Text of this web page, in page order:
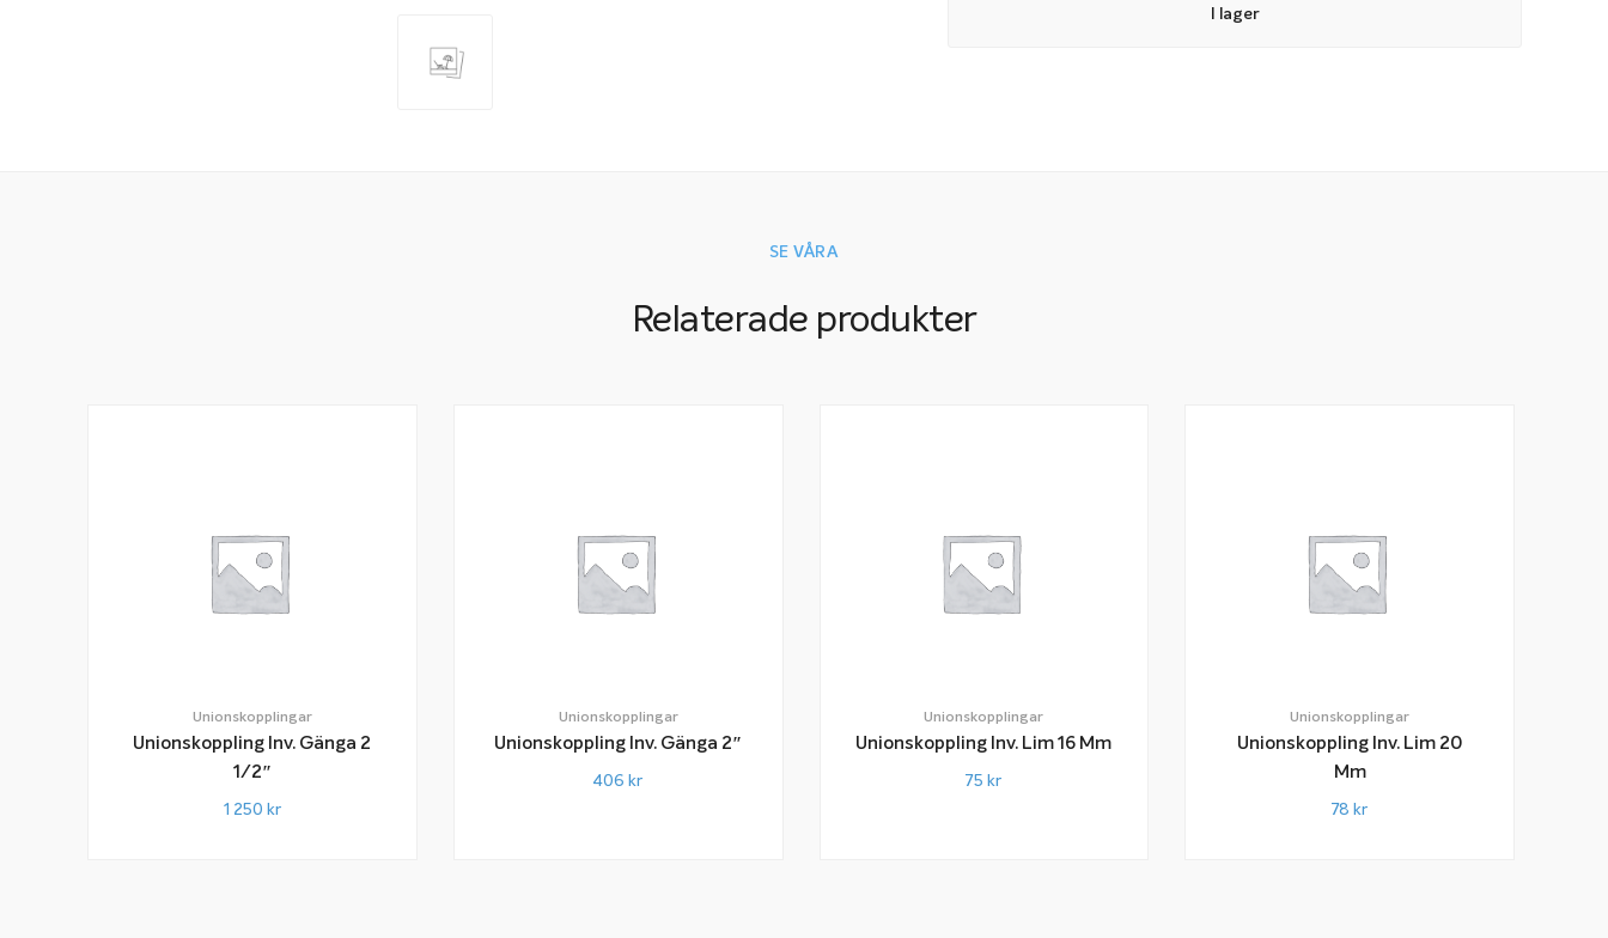
I lager
SE VÅRA
Relaterade produkter
Unionskopplingar
Unionskoppling Inv. Gänga 2
1/2″
1 250 kr
Unionskopplingar
Unionskoppling Inv. Gänga 2″
406 kr
Unionskopplingar
Unionskoppling Inv. Lim 16 Mm
75 kr
Unionskopplingar
Unionskoppling Inv. Lim 20
Mm
78 kr